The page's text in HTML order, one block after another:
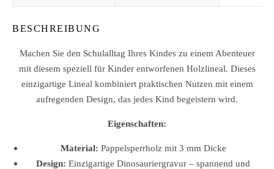
BESCHREIBUNG
Machen Sie den Schulalltag Ihres Kindes zu einem Abenteuer
mit diesem speziell für Kinder entworfenen Holzlineal. Dieses
einzigartige Lineal kombiniert praktischen Nutzen mit einem
aufregenden Design, das jedes Kind begeistern wird.
Eigenschaften:
Material: Pappelsperrholz mit 3 mm Dicke
Design: Einzigartige Dinosauriergravur – spannend und